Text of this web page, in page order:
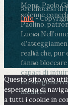
Mons. Paolo
solenne
Paolino,
Lucca.
realtà che, pur
fanno
capaci di
cui sorgono
inedite».
Arcidiocesi di
Info-
Questo sito web
esperienza di
a tutti i cookie in